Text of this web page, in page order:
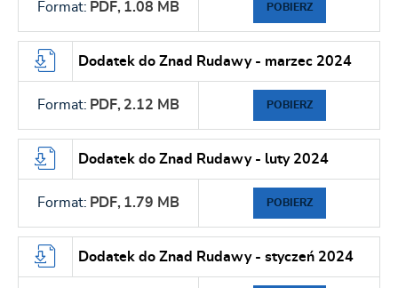
Format: PDF, 1.08 MB POBIERZ
Dodatek do Znad Rudawy - marzec 2024
Format: PDF, 2.12 MB POBIERZ
Dodatek do Znad Rudawy - luty 2024
Format: PDF, 1.79 MB POBIERZ
Dodatek do Znad Rudawy - styczeń 2024